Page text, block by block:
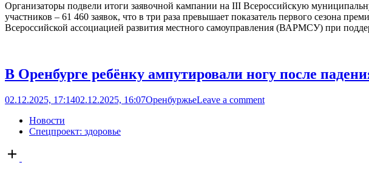
Организаторы подвели итоги заявочной кампании на III Всероссийскую
участников – 61 460 заявок, что в три раза превышает показатель первого сезона
Всероссийской ассоциацией развития местного самоуправления (ВАРМСУ) при
В Оренбурге ребёнку ампутировали ногу после
02.12.2025, 17:1402.12.2025, 16:07ОренбуржьеLeave a comment
Новости
Спецпроект: здоровье
Open
post